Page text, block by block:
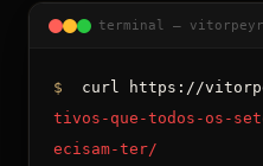
terminal —
$ curl https://
tivos-que-todos-os-
ecisam-ter/